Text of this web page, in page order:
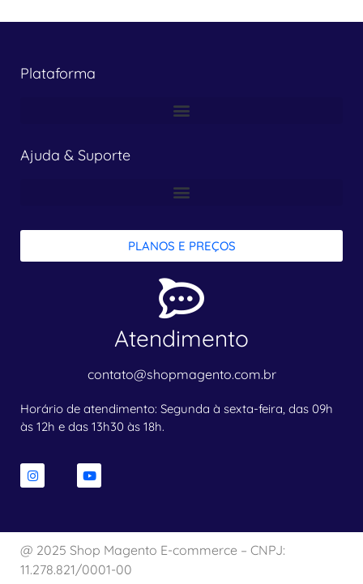
Plataforma
Ajuda & Suporte
PLANOS E PREÇOS
Atendimento
contato@shopmagento.com.br
Horário de atendimento: Segunda à sexta-feira, das 09h
às 12h e das 13h30 às 18h.
@ 2025 Shop Magento E-commerce – CNPJ:
11.278.821/0001-00